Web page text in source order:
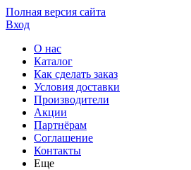
Полная версия сайта
Вход
О нас
Каталог
Как сделать заказ
Условия доставки
Производители
Акции
Партнёрам
Соглашение
Контакты
Еще